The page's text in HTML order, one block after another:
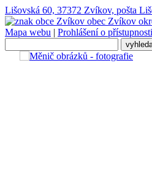
Lišovská 60, 37372 Zvíkov, pošta
obec Zvíkov
Mapa webu | Prohlášení o přístupnosti